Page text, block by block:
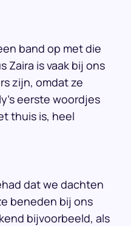
band op met die
Zaira is vaak bij ons
zijn, omdat ze
eerste woordjes
thuis is, heel
dat we dachten
beneden bij ons
bijvoorbeeld, als